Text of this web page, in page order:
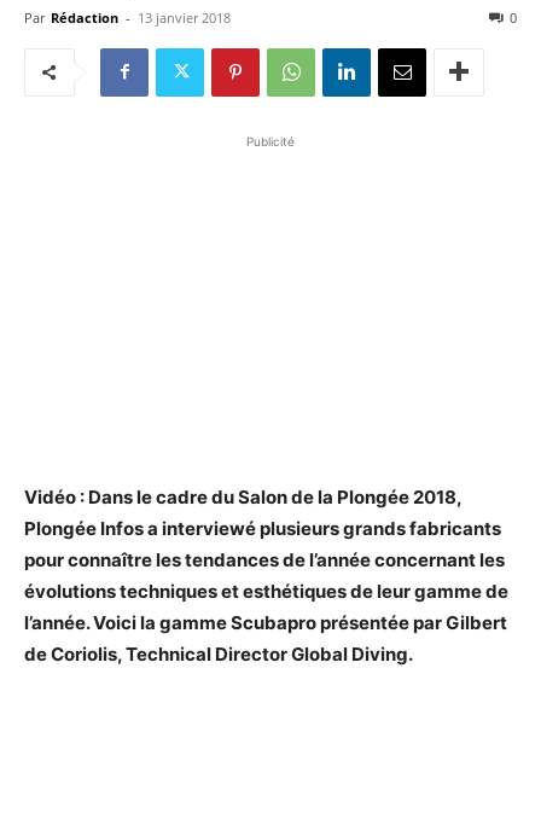
Par Rédaction - 13 janvier 2018 0
Publicité
Vidéo : Dans le cadre du Salon de la Plongée 2018,
Plongée Infos a interviewé plusieurs grands fabricants
pour connaître les tendances de l’année concernant les
évolutions techniques et esthétiques de leur gamme de
l’année. Voici la gamme Scubapro présentée par Gilbert
de Coriolis, Technical Director Global Diving.